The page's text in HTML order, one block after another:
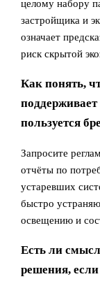
целому набору
застройщика и
означает
риск скрытой
Как понять,
поддерживает
пользуется
Запросите
отчёты по
устаревших
быстро
освещению и
Есть ли
решения,